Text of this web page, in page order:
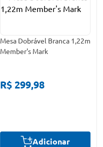
Mesa Dobrável Branca 1,22m
Member's Mark
R$ 299,98
Adicionar